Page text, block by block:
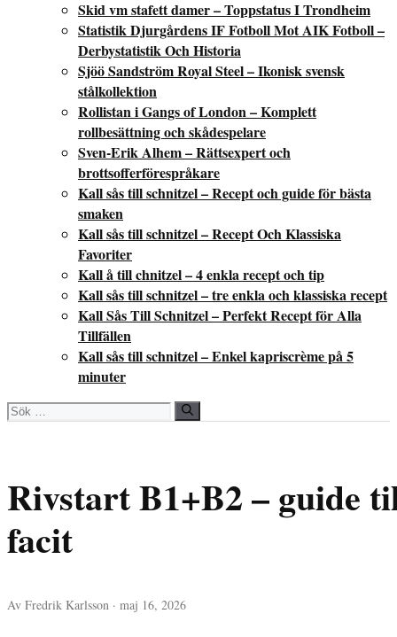
Skid vm stafett damer – Toppstatus I Trondheim
Statistik Djurgårdens IF Fotboll Mot AIK Fotboll –
Derbystatistik Och Historia
Sjöö Sandström Royal Steel – Ikonisk svensk
stålkollektion
Rollistan i Gangs of London – Komplett
rollbesättning och skådespelare
Sven-Erik Alhem – Rättsexpert och
brottsofferförespråkare
Kall sås till schnitzel – Recept och guide för bästa
smaken
Kall sås till schnitzel – Recept Och Klassiska
Favoriter
Kall å till chnitzel – 4 enkla recept och tip
Kall sås till schnitzel – tre enkla och klassiska recept
Kall Sås Till Schnitzel – Perfekt Recept för Alla
Tillfällen
Kall sås till schnitzel – Enkel kapriscrème på 5
minuter
Sök
efter:
Rivstart B1+B2 – guide
facit
Av Fredrik Karlsson · maj 16, 2026